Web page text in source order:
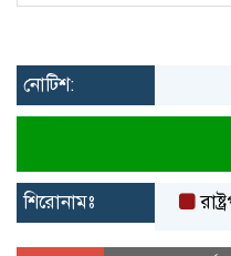
নোটিশ:
শিরোনামঃ